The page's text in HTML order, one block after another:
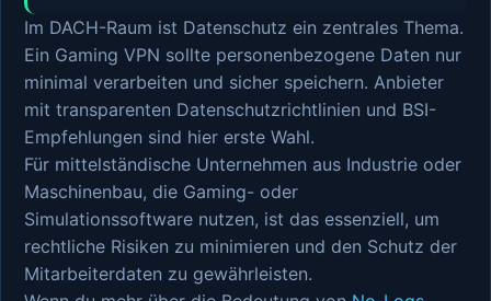
Im DACH-Raum ist Datenschutz ein zentrales Thema.
Ein Gaming VPN sollte personenbezogene Daten nur
minimal verarbeiten und sicher speichern. Anbieter
mit transparenten Datenschutzrichtlinien und BSI-
Empfehlungen sind hier erste Wahl.
Für mittelständische Unternehmen aus Industrie oder
Maschinenbau, die Gaming- oder
Simulationssoftware nutzen, ist das essenziell, um
rechtliche Risiken zu minimieren und den Schutz der
Mitarbeiterdaten zu gewährleisten.